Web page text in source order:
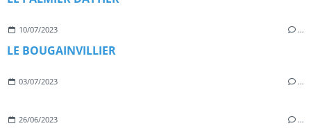
10/07/2023 …
LE BOUGAINVILLIER
03/07/2023 …
26/06/2023 …